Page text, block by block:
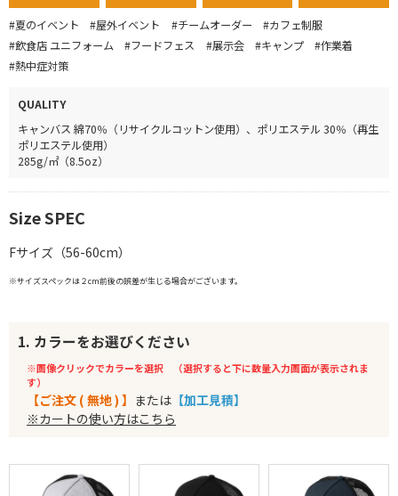
#夏のイベント #屋外イベント #チームオーダー
#カフェ制服
#飲食店 ユニフォーム
#フードフェス #展示会 #キャンプ
#作業着
#熱中症対策
QUALITY
キャンバス 綿70％（リサイクルコットン使用）、ポリエステル 30％（再生
ポリエステル使用）
285g/㎡（8.5oz）
Size SPEC
Fサイズ（56-60cm）
※サイズスペックは２cm前後の誤差が生じる場合がございます。
1. カラーをお選びください
※画像クリックでカラーを選択 （選択すると下に数量入力画面が表示されま
す）
【ご注文 ( 無地 ) 】 または 【加工見積】
※カートの使い方はこちら